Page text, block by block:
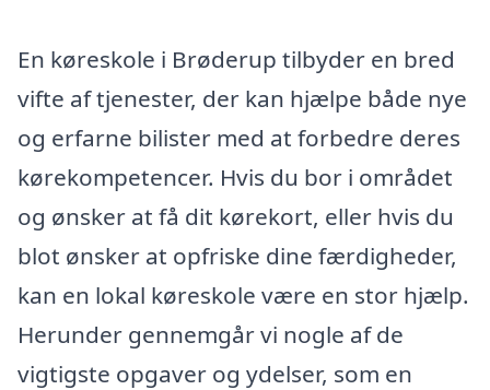
En køreskole i Brøderup tilbyder en bred
vifte af tjenester, der kan hjælpe både nye
og erfarne bilister med at forbedre deres
kørekompetencer. Hvis du bor i området
og ønsker at få dit kørekort, eller hvis du
blot ønsker at opfriske dine færdigheder,
kan en lokal køreskole være en stor hjælp.
Herunder gennemgår vi nogle af de
vigtigste opgaver og ydelser, som en